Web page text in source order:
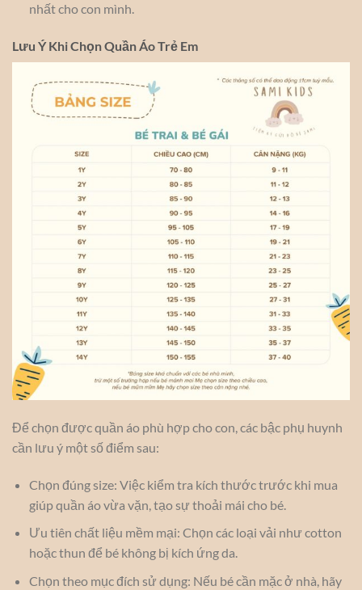
nhất cho con mình.
Lưu Ý Khi Chọn Quần Áo Trẻ Em
Để chọn được quần áo phù hợp cho con, các bậc phụ huynh
cần lưu ý một số điểm sau:
Chọn đúng size: Việc kiểm tra kích thước trước khi mua
giúp quần áo vừa vặn, tạo sự thoải mái cho bé.
Ưu tiên chất liệu mềm mại: Chọn các loại vải như cotton
hoặc thun để bé không bị kích ứng da.
Chọn theo mục đích sử dụng: Nếu bé cần mặc ở nhà, hãy